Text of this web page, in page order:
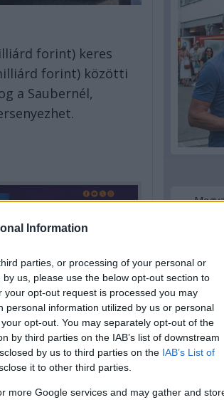
Information
parties, or processing of your personal or
us, please use the below opt-out section to
opt-out request is processed you may
information utilized by us or personal
opt-out. You may separately opt-out of the
by third parties on the IAB’s list of downstream
by us to third parties on the IAB’s List of
it to other third parties.
more Google services and may gather and
forint) keres
forint) közötti
a Saubernél,